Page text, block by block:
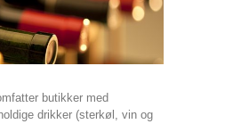
butikker med
drikker (sterkøl, vin og